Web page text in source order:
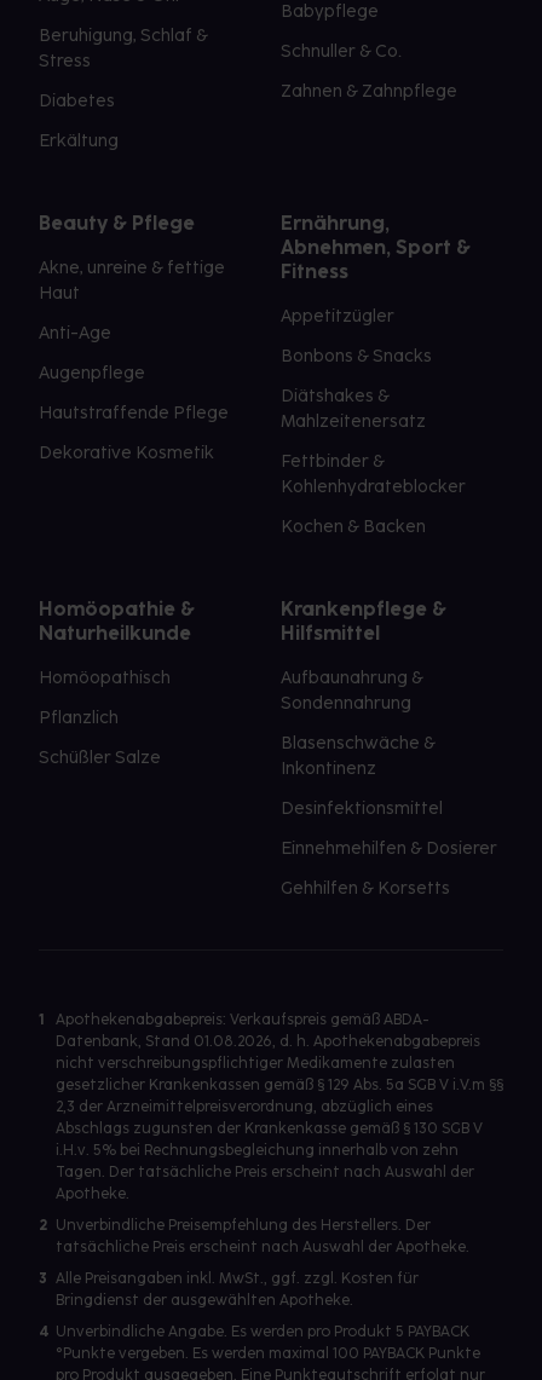
Beruhigung, Schlaf &
Stress
Diabetes
Erkältung
Babypflege
Schnuller & Co.
Zahnen & Zahnpflege
Beauty & Pflege
Akne, unreine & fettige
Haut
Anti-Age
Augenpflege
Hautstraffende Pflege
Dekorative Kosmetik
Ernährung,
Abnehmen, Sport &
Fitness
Appetitzügler
Bonbons & Snacks
Diätshakes &
Mahlzeitenersatz
Fettbinder &
Kohlenhydrateblocker
Kochen & Backen
Homöopathie &
Naturheilkunde
Homöopathisch
Pflanzlich
Schüßler Salze
Krankenpflege &
Hilfsmittel
Aufbaunahrung &
Sondennahrung
Blasenschwäche &
Inkontinenz
Desinfektionsmittel
Einnehmehilfen & Dosierer
Gehhilfen & Korsetts
1
Apothekenabgabepreis: Verkaufspreis gemäß ABDA-
Datenbank, Stand 01.08.2026, d. h. Apothekenabgabepreis
nicht verschreibungspflichtiger Medikamente zulasten
gesetzlicher Krankenkassen gemäß § 129 Abs. 5a SGB V i.V.m §§
2,3 der Arzneimittelpreisverordnung, abzüglich eines
Abschlags zugunsten der Krankenkasse gemäß § 130 SGB V
i.H.v. 5% bei Rechnungsbegleichung innerhalb von zehn
Tagen. Der tatsächliche Preis erscheint nach Auswahl der
Apotheke.
2 Unverbindliche Preisempfehlung des Herstellers. Der
tatsächliche Preis erscheint nach Auswahl der Apotheke.
3 Alle Preisangaben inkl. MwSt., ggf. zzgl. Kosten für
Bringdienst der ausgewählten Apotheke.
4 Unverbindliche Angabe. Es werden pro Produkt 5 PAYBACK
°Punkte vergeben. Es werden maximal 100 PAYBACK Punkte
pro Produkt ausgegeben. Eine Punktegutschrift erfolgt nur